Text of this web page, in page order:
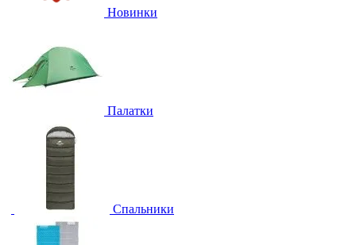
Новинки
Палатки
Спальники